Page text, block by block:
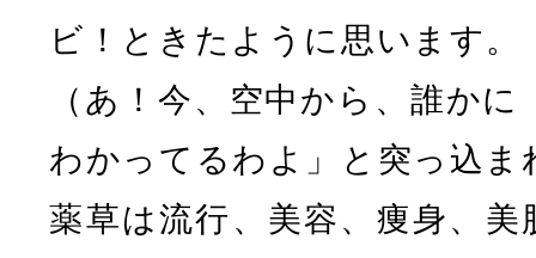
ビ！ときたように思います。
（あ！今、空中から、誰か
わかってるわよ」と突っ込
薬草は流行、美容、痩身、美